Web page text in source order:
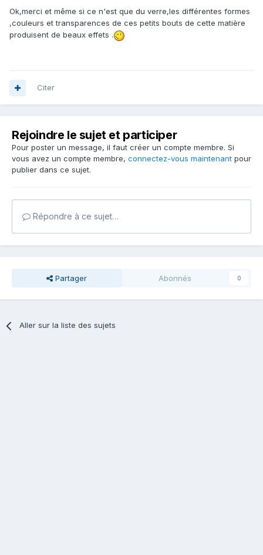
Ok,merci et même si ce n'est que du verre,les différentes formes
,couleurs et transparences de ces petits bouts de cette matière
produisent de beaux effets .
Citer
Rejoindre le sujet et participer
Pour poster un message, il faut créer un compte membre. Si
vous avez un compte membre, connectez-vous maintenant pour
publier dans ce sujet.
Répondre à ce sujet…
Partager Abonnés 0
Aller sur la liste des sujets